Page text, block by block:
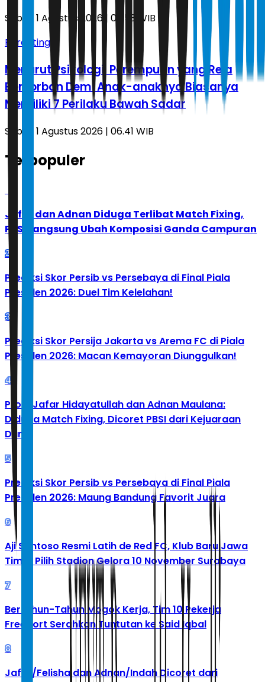
Sabtu, 1 Agustus 2026 | 06.53 WIB
Parenting
Menurut Psikologi, Perempuan yang Rela
Berkorban Demi Anak-anaknya Biasanya
Memiliki 7 Perilaku Bawah Sadar
Sabtu, 1 Agustus 2026 | 06.41 WIB
Terpopuler
1
Jafar dan Adnan Diduga Terlibat Match Fixing,
PBSI Langsung Ubah Komposisi Ganda Campuran
2
Prediksi Skor Persib vs Persebaya di Final Piala
Presiden 2026: Duel Tim Kelelahan!
3
Prediksi Skor Persija Jakarta vs Arema FC di Piala
Presiden 2026: Macan Kemayoran Diunggulkan!
4
Profil Jafar Hidayatullah dan Adnan Maulana:
Diduga Match Fixing, Dicoret PBSI dari Kejuaraan
Dunia
5
Prediksi Skor Persib vs Persebaya di Final Piala
Presiden 2026: Maung Bandung Favorit Juara
6
Aji Santoso Resmi Latih de Red FC, Klub Baru Jawa
Timur Pilih Stadion Gelora 10 November Surabaya
7
Bertahun-Tahun Mogok Kerja, Tim 10 Pekerja
Freeport Serahkan Tuntutan ke Said Iqbal
8
Jafar/Felisha dan Adnan/Indah Dicoret dari